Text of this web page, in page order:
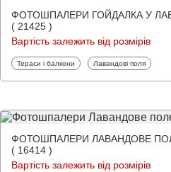
ФОТОШПАЛЕРИ ГОЙДАЛКА У
( 21425 )
Вартість залежить від розмірів
Фотошпалери
Тераси і балкони Фотошпалери
Лавандові поля
ФОТОШПАЛЕРИ ЛАВАНДОВЕ
( 16414 )
Вартість залежить від розмірів